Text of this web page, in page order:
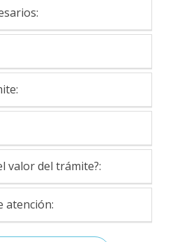
valor del trámite?:
atención: